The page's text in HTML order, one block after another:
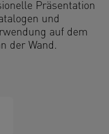
Präsentation
und
auf dem
der Wand.